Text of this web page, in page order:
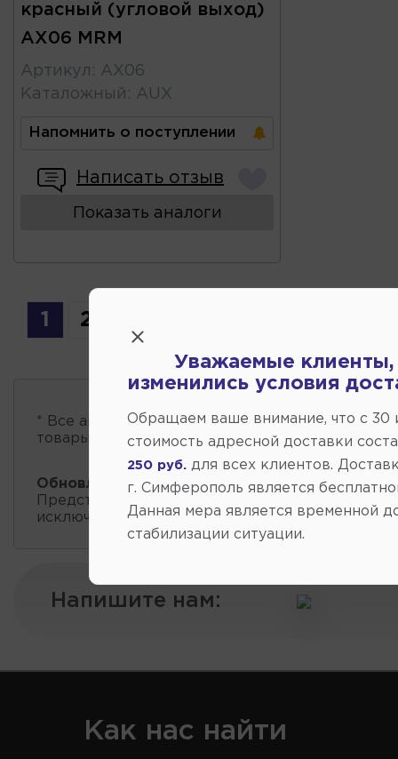
красный (угловой выход)
AX06 MRM
Артикул : AX06
Каталожный : AUX
Напомнить о поступлении
Написать отзыв
Показать аналоги
1 2
* Все автозапчастиесть в наличии, обновление
товары проходит несколько раз в сутки.
Обновление остатков и цен: 18:01 2026-08-06
Представленные данные о запчастях на этой
исключительно информационный характер.
Напишите нам:
Как нас найти
Уважаемые клиенты,
изменились условия
Обращаем ваше внимание, что c 30
стоимость адресной доставки
250 руб.
для всех клиентов.
г. Симферополь является
Данная мера является временной
стабилизации ситуации.